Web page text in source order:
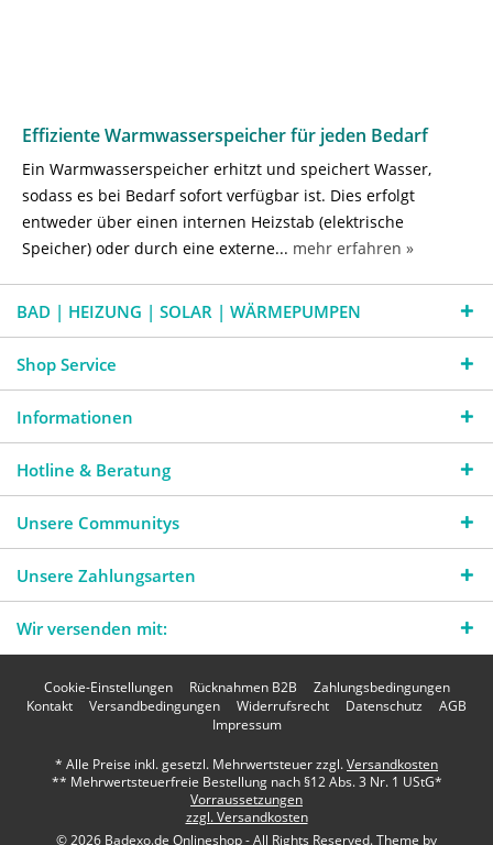
Effiziente Warmwasserspeicher für jeden Bedarf
Ein Warmwasserspeicher erhitzt und speichert Wasser,
sodass es bei Bedarf sofort verfügbar ist. Dies erfolgt
entweder über einen internen Heizstab (elektrische
Speicher) oder durch eine externe... mehr erfahren »
BAD | HEIZUNG | SOLAR | WÄRMEPUMPEN
Shop Service
Informationen
Hotline & Beratung
Unsere Communitys
Unsere Zahlungsarten
Wir versenden mit:
Cookie-Einstellungen Rücknahmen B2B
Zahlungsbedingungen
Kontakt
Versandbedingungen Widerrufsrecht Datenschutz
AGB
Impressum
* Alle Preise inkl. gesetzl. Mehrwertsteuer zzgl.Versandkosten
** Mehrwertsteuerfreie Bestellung nach §12 Abs. 3 Nr. 1 UStG*
Vorraussetzungen
zzgl. Versandkosten
© 2026 Badexo.de Onlineshop - All Rights Reserved. Theme by